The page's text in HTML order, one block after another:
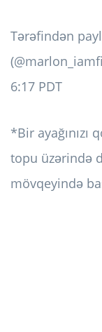
Tərəfindən
6:17 PDT
*Bir ayağınızı
topu üzərində
mövqeyində